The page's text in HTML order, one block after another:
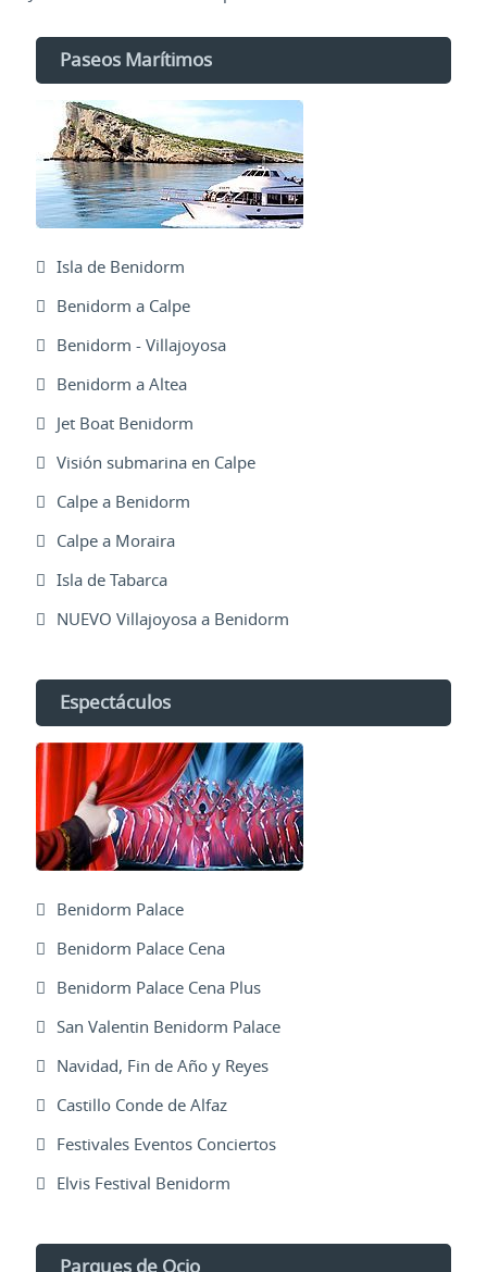
Paseos Marítimos
Isla de Benidorm
Benidorm a Calpe
Benidorm - Villajoyosa
Benidorm a Altea
Jet Boat Benidorm
Visión submarina en Calpe
Calpe a Benidorm
Calpe a Moraira
Isla de Tabarca
NUEVO Villajoyosa a Benidorm
Espectáculos
Benidorm Palace
Benidorm Palace Cena
Benidorm Palace Cena Plus
San Valentin Benidorm Palace
Navidad, Fin de Año y Reyes
Castillo Conde de Alfaz
Festivales Eventos Conciertos
Elvis Festival Benidorm
Parques de Ocio